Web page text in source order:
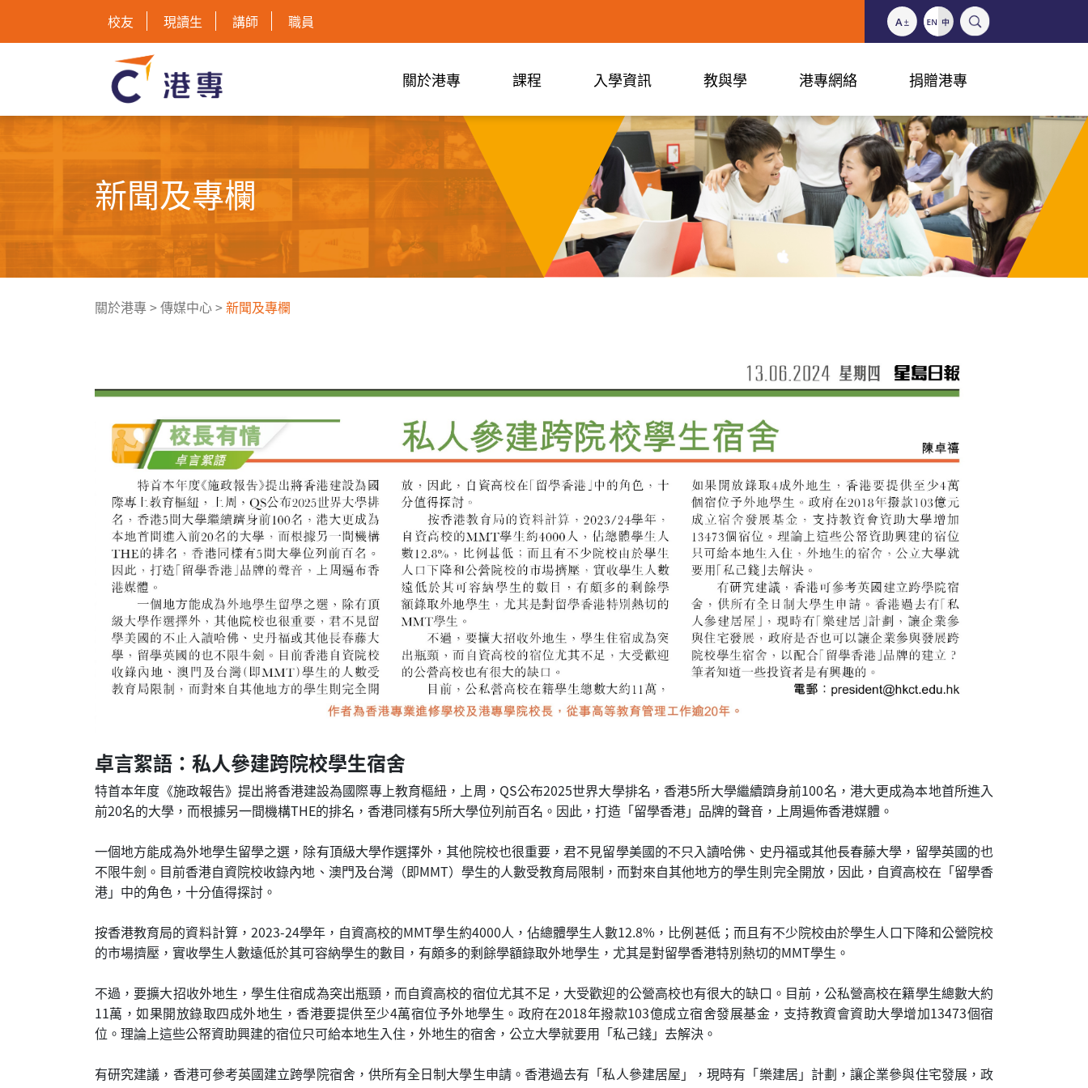
校友 現讀生 講師 職員
關於港專 課程 入學資訊 教與學 港專網絡 捐贈港專
新聞及專欄
關於港專>傳媒中心>新聞及專欄
卓言絮語：私人參建跨院校學生宿舍
特首本年度《施政報告》提出將香港建設為國際專上教育樞紐，上周，QS公布2025世界大學排名，香港5所大學繼續躋身前100名，港大更成為本地首所進入
前20名的大學，而根據另一間機構THE的排名，香港同樣有5所大學位列前百名。因此，打造「留學香港」品牌的聲音，上周遍佈香港媒體。
一個地方能成為外地學生留學之選，除有頂級大學作選擇外，其他院校也很重要，君不見留學美國的不只入讀哈佛、史丹福或其他長春藤大學，留學英國的也
不限牛劍。目前香港自資院校收錄內地、澳門及台灣（即MMT）學生的人數受教育局限制，而對來自其他地方的學生則完全開放，因此，自資高校在「留學香
港」中的角色，十分值得探討。
按香港教育局的資料計算，2023-24學年，自資高校的MMT學生約4000人，佔總體學生人數12.8%，比例甚低；而且有不少院校由於學生人口下降和公營院校
的市場擠壓，實收學生人數遠低於其可容納學生的數目，有頗多的剩餘學額錄取外地學生，尤其是對留學香港特別熱切的MMT學生。
不過，要擴大招收外地生，學生住宿成為突出瓶頸，而自資高校的宿位尤其不足，大受歡迎的公營高校也有很大的缺口。目前，公私營高校在籍學生總數大約
11萬，如果開放錄取四成外地生，香港要提供至少4萬宿位予外地學生。政府在2018年撥款103億成立宿舍發展基金，支持教資會資助大學增加13473個宿
位。理論上這些公帑資助興建的宿位只可給本地生入住，外地生的宿舍，公立大學就要用「私己錢」去解決。
有研究建議，香港可參考英國建立跨學院宿舍，供所有全日制大學生申請。香港過去有「私人參建居屋」，現時有「樂建居」計劃，讓企業參與住宅發展，政